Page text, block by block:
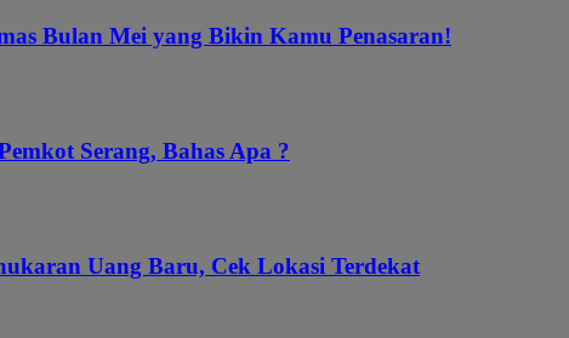
Bulan Mei yang Bikin Kamu Penasaran!
Serang, Bahas Apa ?
Uang Baru, Cek Lokasi Terdekat